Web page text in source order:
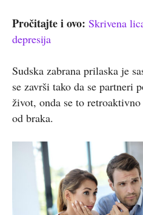
Pročitajte i ovo: Skrivena
depresija
Sudska zabrana prilaska je
se završi tako da se partneri
život, onda se to
od braka.